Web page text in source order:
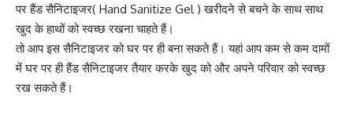
पर हैंड सैनिटाइजर( Hand Sanitize Gel ) खरीदने से बचने के साथ साथ
खुद के हाथों को स्वच्छ रखना चाहते हैं।
तो आप इस सैनिटाइजर को घर पर ही बना सकते हैं। यहां आप कम से कम दामों
में घर पर ही हैंड सैनिटाइजर तैयार करके खुद को और अपने परिवार को स्वच्छ
रख सकते हैं।